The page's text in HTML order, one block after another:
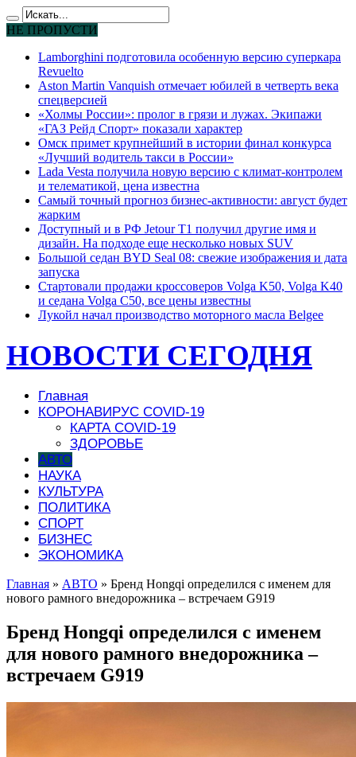
НЕ ПРОПУСТИ
Lamborghini подготовила особенную версию суперкара
Revuelto
Aston Martin Vanquish отмечает юбилей в четверть века
спецверсией
«Холмы России»: пролог в грязи и лужах. Экипажи
«ГАЗ Рейд Спорт» показали характер
Омск примет крупнейший в истории финал конкурса
«Лучший водитель такси в России»
Lada Vesta получила новую версию с климат-контролем
и телематикой, цена известна
Самый точный прогноз бизнес-активности: август будет
жарким
Доступный и в РФ Jetour T1 получил другие имя и
дизайн. На подходе еще несколько новых SUV
Большой седан BYD Seal 08: свежие изображения и дата
запуска
Стартовали продажи кроссоверов Volga K50, Volga K40
и седана Volga C50, все цены известны
Лукойл начал производство моторного масла Belgee
НОВОСТИ СЕГОДНЯ
Главная
КОРОНАВИРУС COVID-19
КАРТА COVID-19
ЗДОРОВЬЕ
АВТО
НАУКА
КУЛЬТУРА
ПОЛИТИКА
СПОРТ
БИЗНЕС
ЭКОНОМИКА
Главная » АВТО » Бренд Hongqi определился с именем для
нового рамного внедорожника – встречаем G919
Бренд Hongqi определился с именем
для нового рамного внедорожника –
встречаем G919